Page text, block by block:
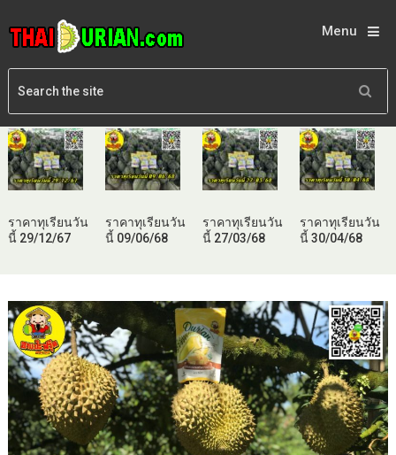
Menu
ราคาทุเรียนวัน
นี้ 29/12/67
ราคาทุเรียนวัน
นี้ 09/06/68
ราคาทุเรียนวัน
นี้ 27/03/68
ราคาทุเรียนวัน
นี้ 30/04/68